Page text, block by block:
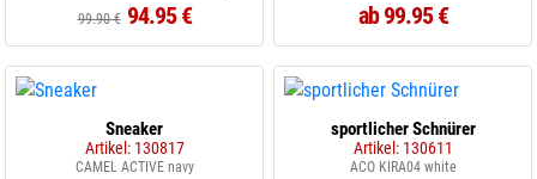
99.90 € 94.95 € ab 99.95 €
Sneaker
Artikel: 130817
CAMEL ACTIVE navy
sportlicher Schnürer
Artikel: 130611
ACO KIRA04 white